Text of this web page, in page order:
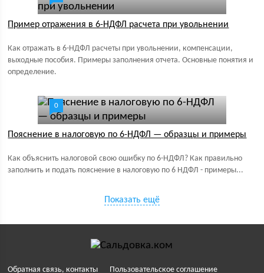
Пример отражения в 6-НДФЛ расчета при увольнении
Как отражать в 6-НДФЛ расчеты при увольнении, компенсации,
выходные пособия. Примеры заполнения отчета. Основные понятия и
определение.
0
Пояснение в налоговую по 6-НДФЛ — образцы и примеры
Как объяснить налоговой свою ошибку по 6-НДФЛ? Как правильно
заполнить и подать пояснение в налоговую по 6 НДФЛ - примеры...
Показать ещё
Обратная связь, контакты Пользовательское соглашение